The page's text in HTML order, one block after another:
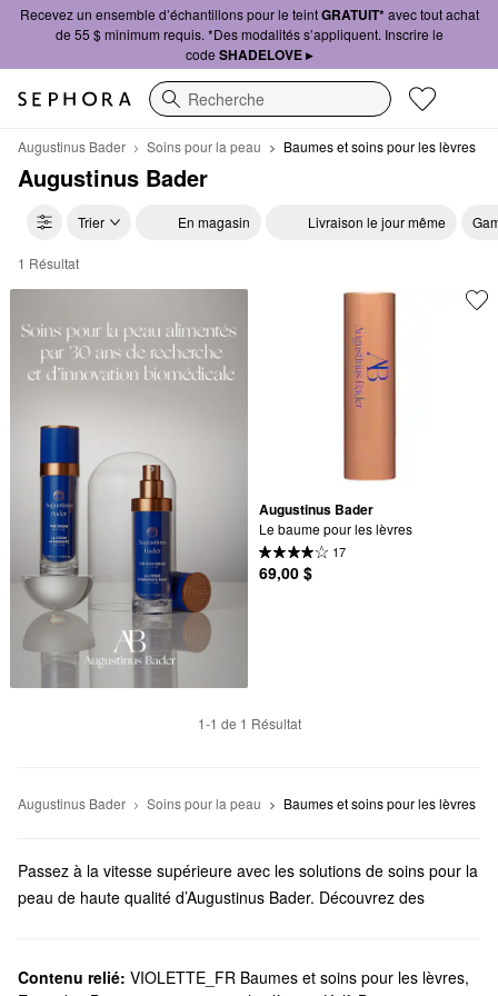
Recevez un ensemble d’échantillons pour le teintGRATUIT*avec tout achat
de 55 $ minimum requis. *Des modalités s’appliquent. Inscrire le
code SHADELOVE ▸
Recherche
Augustinus Bader Soins pour la peau Baumes et soins pour les lèvres
Augustinus Bader
Trier En magasin Livraison le jour même
Augustinus Bader Baumes et soins pour les lèvres
1 Résultat
Augustinus Bader
Le baume pour les lèvres
17
69,00 $
1-1 de 1 Résultat
Augustinus Bader Soins pour la peau Baumes et soins pour les lèvres
Passez à la vitesse supérieure avec les solutions de soins pour la
peau de haute qualité d’Augustinus Bader. Découvrez des
marque fondée par le professeur, scientifique et médecin
Contenu relié: VIOLETTE_FR Baumes et soins pour les lèvres,